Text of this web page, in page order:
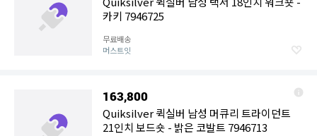
카키 7946725
무료배송
머스트잇
163,800
Quiksilver 퀵실버 남성 머큐리 트라이던트
21인치 보드숏 - 밝은 코발트 7946713